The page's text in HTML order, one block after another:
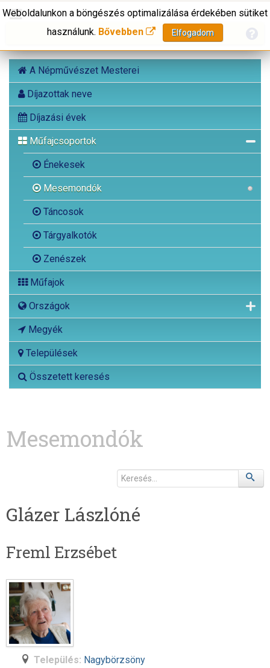
A Népművészet Mesterei
Díjazottak neve
Díjazási évek
Műfajcsoportok
Énekesek
Mesemondók
Táncosok
Tárgyalkotók
Zenészek
Műfajok
Országok
Megyék
Települések
Összetett keresés
Weboldalunkon a böngészés optimalizálása érdekében sütiket
használunk. Bővebben Elfogadom
Mesemondók
Glázer Lászlóné
Freml Erzsébet
Település: Nagybörzsöny